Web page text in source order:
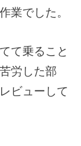
業でした。
て乗ること
労した部
ビューして